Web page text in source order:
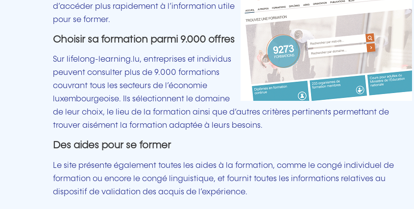
d’accéder plus rapidement à l’information utile
pour se former.
Choisir sa formation parmi 9.000 offres
Sur lifelong-learning.lu, entreprises et individus
peuvent consulter plus de 9.000 formations
couvrant tous les secteurs de l’économie
luxembourgeoise. Ils sélectionnent le domaine
de leur choix, le lieu de la formation ainsi que d’autres critères pertinents permettant de
trouver aisément la formation adaptée à leurs besoins.
Des aides pour se former
Le site présente également toutes les aides à la formation, comme le congé individuel de
formation ou encore le congé linguistique, et fournit toutes les informations relatives au
dispositif de validation des acquis de l’expérience.